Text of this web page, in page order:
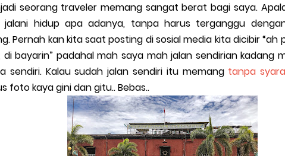
Evolusi Identitas Dagang
Review Lengkap Apple Watch Series 10
Merek Dagang dari Masa ke Masa
Perkembangan Merek Dagang Modern
Multinational Trademarks
Review Oppo Reno 15 Pro: Smartphone Premium
seorang traveler memang sangat berat bagi saya.
jalani hidup apa adanya, tanpa harus terganggu
Pernah kan kita saat posting di sosial media kita dicibir “ah
di bayarin” padahal mah saya mah jalan sendirian kadang
sendiri. Kalau sudah jalan sendiri itu memang tanpa
foto kaya gini dan gitu.. Bebas..